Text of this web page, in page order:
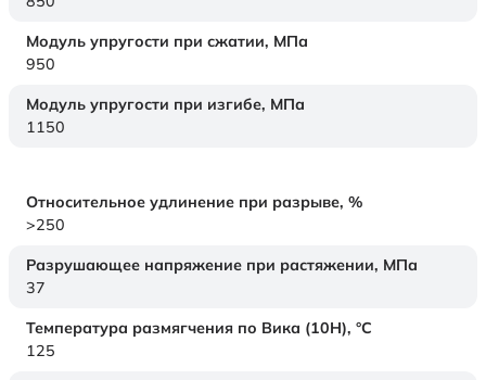
Модуль упругости при сжатии, МПа
950
Модуль упругости при изгибе, МПа
1150
Относительное удлинение при разрыве, %
>250
Разрушающее напряжение при растяжении, МПа
37
Температура размягчения по Вика (10Н), °C
125